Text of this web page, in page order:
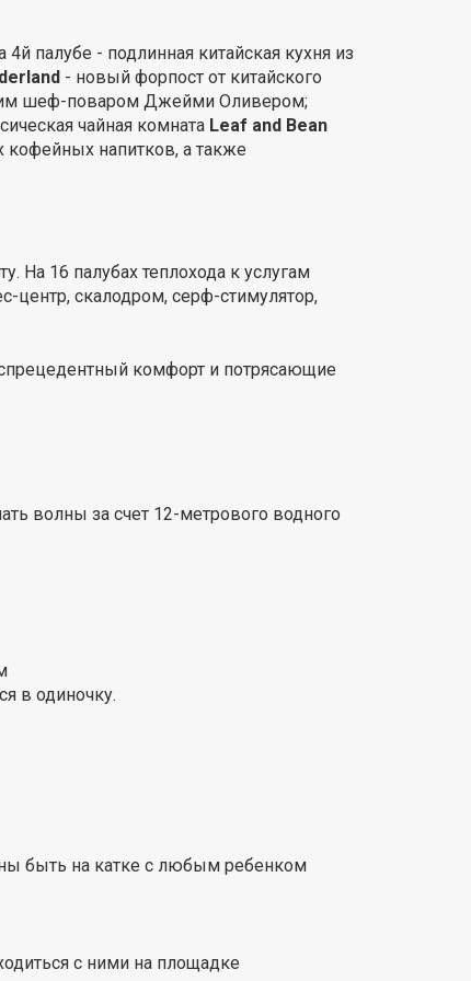
палубе - подлинная китайская кухня из
- новый форпост от китайского
шеф-поваром Джейми Оливером;
чайная комната Leaf and Bean
кофейных напитков, а также
На 16 палубах теплохода к услугам
центр, скалодром, серф-стимулятор,
комфорт и потрясающие
волны за счет 12-метрового водного
в одиночку.
быть на катке с любым ребенком
с ними на площадке